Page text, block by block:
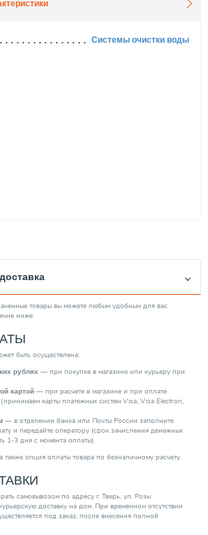
Системы очистки воды
товары вы можете любым удобным для вас
ниже.
быть осуществлена:
рублях — при покупке в магазине или курьеру при
картой — при расчете в магазине и при оплате
карты платежных систем Visa, Visa Electron,
— в отделении банка или Почты России заполните
и передайте оператору (срок зачисления денежных
1-3 дня с момента оплаты).
опция оплаты товара по безналичному расчету.
самовывозом по адресу г. Тверь, ул. Розы
доставку на дом. При временном отсутствии
под заказ, после внесения полной